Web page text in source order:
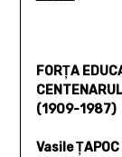
FORŢA
(1909-1987)
Vasile ŢAPOC